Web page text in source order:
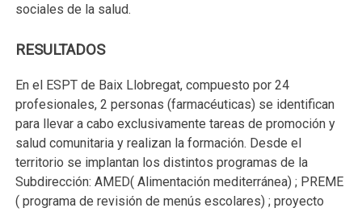
sociales de la salud.
RESULTADOS
En el ESPT de Baix Llobregat, compuesto por 24
profesionales, 2 personas (farmacéuticas) se identifican
para llevar a cabo exclusivamente tareas de promoción y
salud comunitaria y realizan la formación. Desde el
territorio se implantan los distintos programas de la
Subdirección: AMED( Alimentación mediterránea) ; PREME
( programa de revisión de menús escolares) ; proyecto